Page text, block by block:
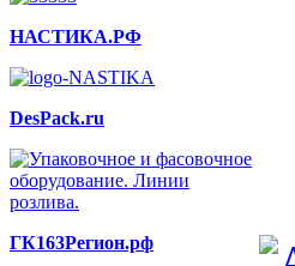
НАСТИКА.РФ
DesPack.ru
ГК163Регион.рф